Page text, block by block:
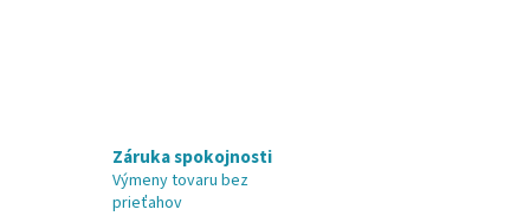
Záruka spokojnosti
Výmeny tovaru bez
prieťahov